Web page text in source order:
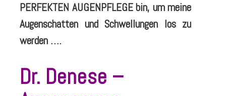
PERFEKTEN AUGENPFLEGE bin, um meine
Augenschatten und Schwellungen los zu
werden ….
Dr. Denese –